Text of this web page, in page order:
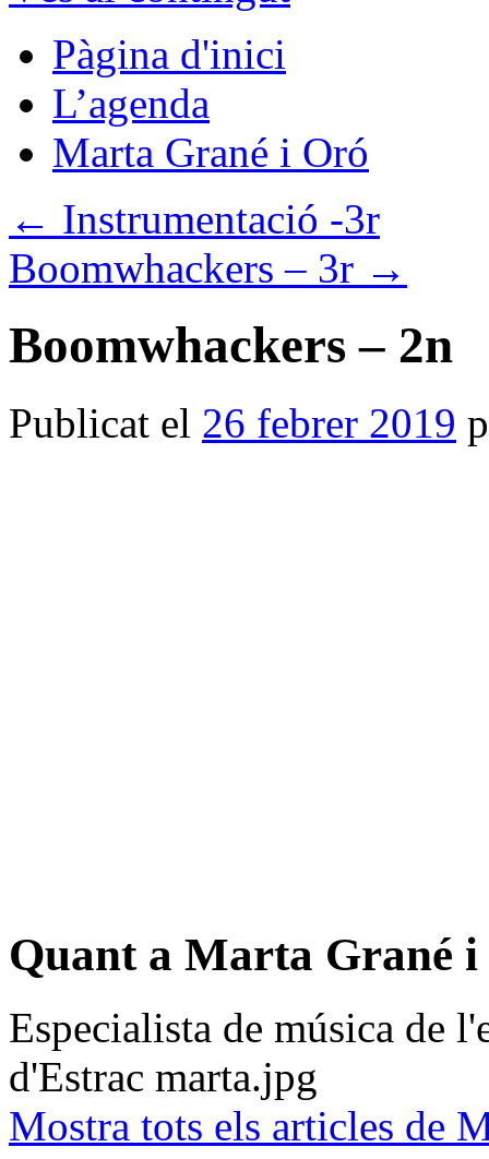
Pàgina d'inici
L’agenda
Marta Grané i Oró
← Instrumentació -3r
Boomwhackers – 3r →
Boomwhackers – 2n
Publicat el 26 febrer 2019
Comparteix
Quant a Marta Grané
Especialista de música de